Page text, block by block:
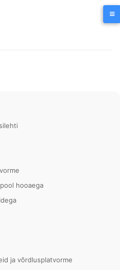
hooaega
ja võrdlusplatvorme